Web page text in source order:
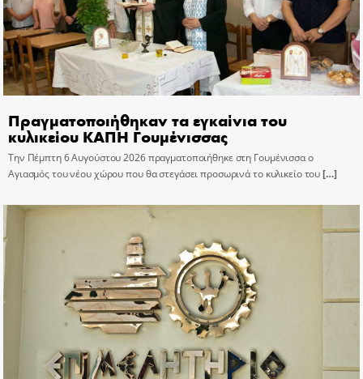
Πραγματοποιήθηκαν τα εγκαίνια του
κυλικείου ΚΑΠΗ Γουμένισσας
Την Πέμπτη 6 Αυγούστου 2026 πραγματοποιήθηκε στη Γουμένισσα ο
Αγιασμός του νέου χώρου που θα στεγάσει προσωρινά το κυλικείο του[…]